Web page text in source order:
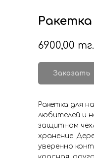
6900,00 тг.
Заказать
Ракетка для
любителей и
защитном
хранение.
уверенно